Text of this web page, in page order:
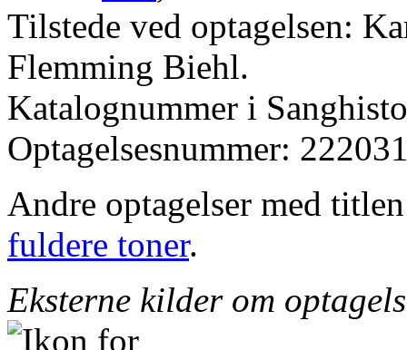
Tilstede ved optagelsen:
Flemming Biehl.
Katalognummer i
Optagelsesnummer:
Andre optagelser med
fuldere toner.
Eksterne kilder om